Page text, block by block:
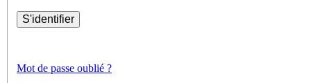
S'identifier
Mot de passe oublié ?